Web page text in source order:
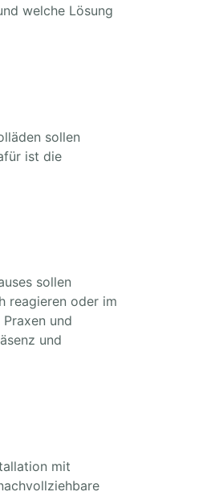
welche Lösung
sollen
ist die
sollen
reagieren oder im
und
und
mit